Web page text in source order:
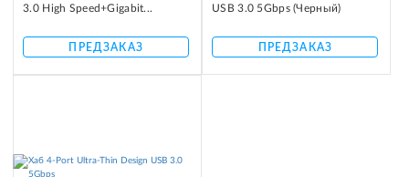
3.0 High Speed+Gigabit...
ПРЕДЗАКАЗ
USB 3.0 5Gbps (Черный)
ПРЕДЗАКАЗ